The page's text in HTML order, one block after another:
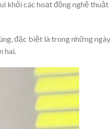
khỏi các hoạt động nghệ thuật
đặc biệt là trong những ngày
hai.